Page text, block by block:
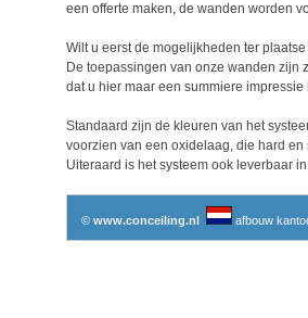
een offerte maken, de wanden worden
Wilt u eerst de mogelijkheden ter
De toepassingen van onze wanden zijn
dat u hier maar een summiere
Standaard zijn de kleuren van het
voorzien van een oxidelaag, die hard
Uiteraard is het systeem ook leverbaar
© www.conceiling.nl afbouw